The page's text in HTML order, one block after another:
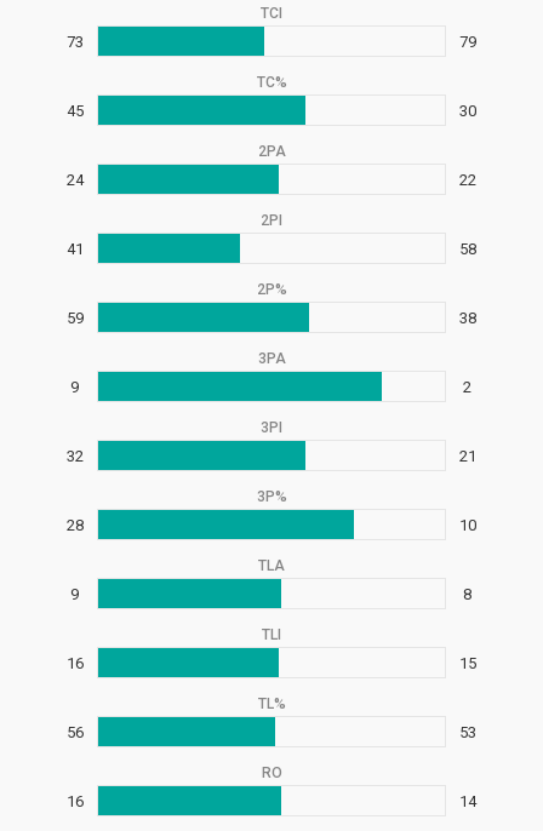
TCI
73 79
TC%
45 30
2PA
24 22
2PI
41 58
2P%
59 38
3PA
9 2
3PI
32 21
3P%
28 10
TLA
9 8
TLI
16 15
TL%
56 53
RO
16 14